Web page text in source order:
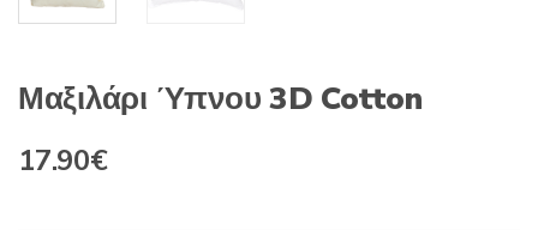
Μαξιλάρι Ύπνου 3D Cotton
Original
17.90€Η